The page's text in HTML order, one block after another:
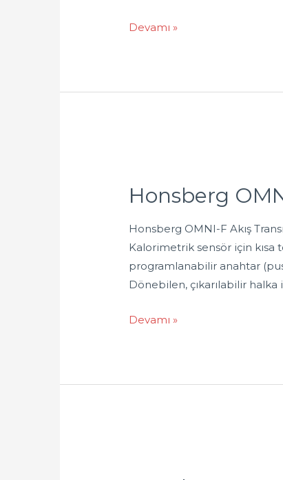
Devamı »
Honsberg
Honsberg OMNI-F Akış
Kalorimetrik sensör için kısa
programlanabilir anahtar
Dönebilen, çıkarılabilir
Devamı »